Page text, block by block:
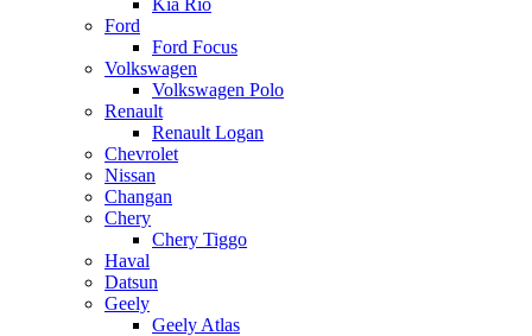
Ford
Ford Focus
Volkswagen
Volkswagen Polo
Renault
Renault Logan
Chevrolet
Nissan
Changan
Chery
Chery Tiggo
Haval
Datsun
Geely
Geely Atlas